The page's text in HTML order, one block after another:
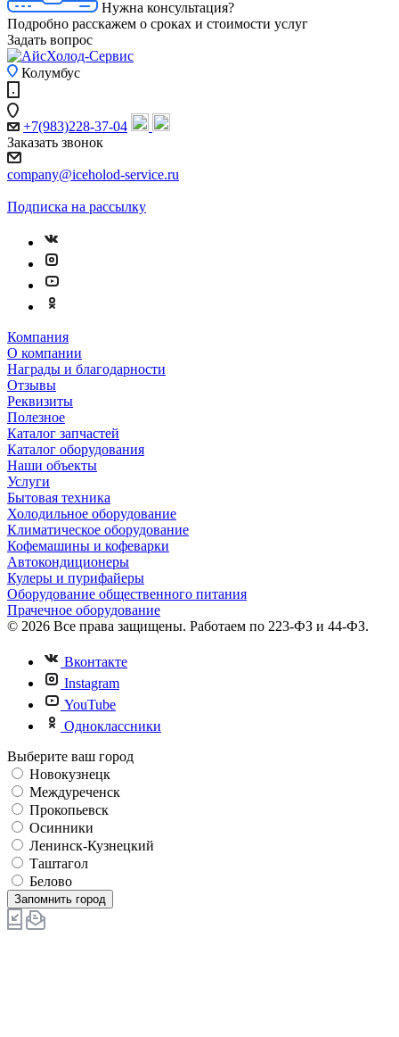
Нужна консультация?
Подробно расскажем о сроках и стоимости услуг
Задать вопрос
Колумбус
+7(983)228-37-04
Заказать звонок
company@iceholod-service.ru
Подписка на рассылку
Компания
О компании
Награды и благодарности
Отзывы
Реквизиты
Полезное
Каталог запчастей
Каталог оборудования
Наши объекты
Услуги
Бытовая техника
Холодильное оборудование
Климатическое оборудование
Кофемашины и кофеварки
Автокондиционеры
Кулеры и пурифайеры
Оборудование общественного питания
Прачечное оборудование
© 2026 Все права защищены. Работаем по 223-ФЗ и 44-ФЗ.
Вконтакте
Instagram
YouTube
Одноклассники
Выберите ваш город
Новокузнецк
Междуреченск
Прокопьевск
Осинники
Ленинск-Кузнецкий
Таштагол
Белово
Запомнить город